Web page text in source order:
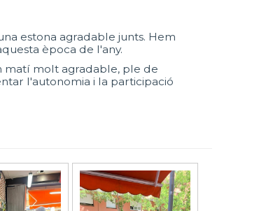
estona agradable junts. Hem
època de l'any.
matí molt agradable, ple de
l'autonomia i la participació